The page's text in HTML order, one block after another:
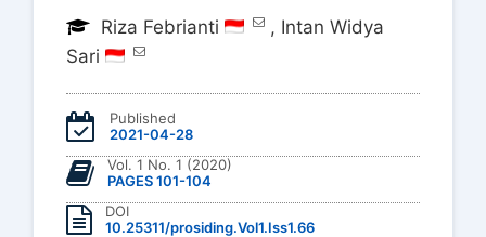
Riza Febrianti , Intan Widya
Sari
Published
2021-04-28
Vol. 1 No. 1 (2020)
PAGES 101-104
DOI
10.25311/prosiding.Vol1.Iss1.66